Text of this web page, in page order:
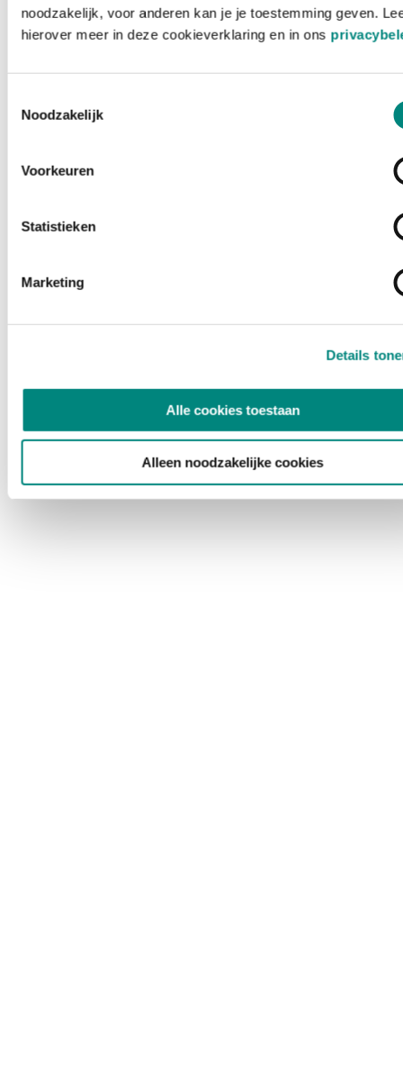
noodzakelijk, voor anderen kan je je toestemming geven.
hierover meer in deze cookieverklaring en in ons
Noodzakelijk
Voorkeuren
Statistieken
Marketing
Details
Alle cookies toestaan
Alleen noodzakelijke cookies